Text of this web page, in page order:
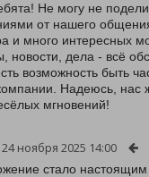
Не могу не
от нашего
и много интересных
новости, дела - всё
возможность быть
Надеюсь, нас
мгновений!
24 ноября 2025 14:00
стало